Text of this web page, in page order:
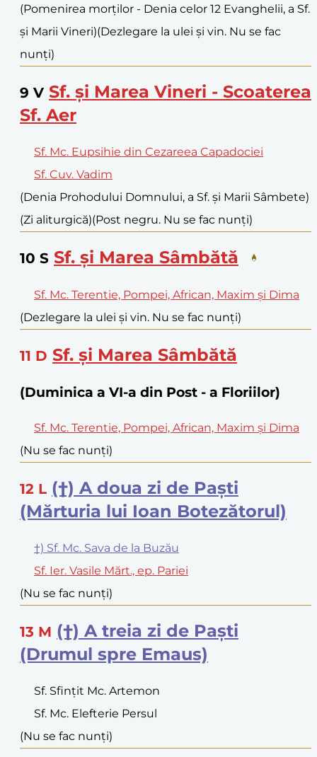
(Pomenirea morților - Denia celor 12 Evanghelii, a Sf.
și Marii Vineri)(Dezlegare la ulei și vin. Nu se fac
nunți)
9 V Sf. și Marea Vineri - Scoaterea
Sf. Aer
Sf. Mc. Eupsihie din Cezareea Capadociei
Sf. Cuv. Vadim
(Denia Prohodului Domnului, a Sf. și Marii Sâmbete)
(Zi aliturgică)(Post negru. Nu se fac nunți)
10 S Sf. și Marea Sâmbătă
Sf. Mc. Terentie, Pompei, African, Maxim și Dima
(Dezlegare la ulei și vin. Nu se fac nunți)
11 D Sf. și Marea Sâmbătă
(Duminica a VI-a din Post - a Floriilor)
Sf. Mc. Terentie, Pompei, African, Maxim și Dima
(Nu se fac nunți)
12 L (†) A doua zi de Paști
(Mărturia lui Ioan Botezătorul)
†) Sf. Mc. Sava de la Buzău
Sf. Ier. Vasile Mărt., ep. Pariei
(Nu se fac nunți)
13 M (†) A treia zi de Paști
(Drumul spre Emaus)
Sf. Sfințit Mc. Artemon
Sf. Mc. Elefterie Persul
(Nu se fac nunți)